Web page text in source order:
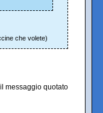
che volete)
messaggio quotato